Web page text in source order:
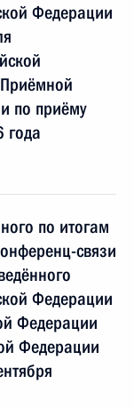
Федерации
по приёму
года
по итогам
связи
Федерации
Федерации
Федерации